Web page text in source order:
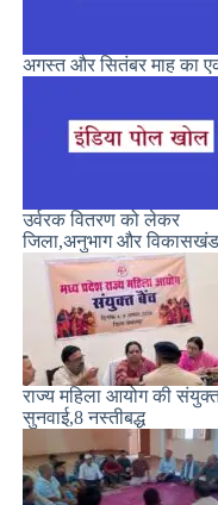
अगस्त और सितंबर माह का
उर्वरक वितरण को लेकर
जिला,अनुभाग और
राज्य महिला आयोग की
सुनवाई,8 नस्तीबद्ध